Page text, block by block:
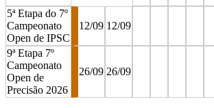
5ª Etapa do 7º
Campeonato
Open de IPSC
12/09 12/09
9ª Etapa 7º
Campeonato
Open de
Precisão 2026
26/09 26/09